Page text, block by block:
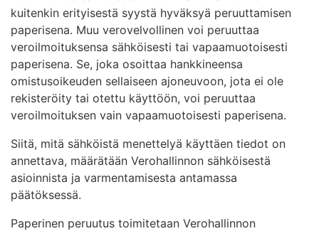
kuitenkin erityisestä syystä hyväksyä peruuttamisen
paperisena. Muu verovelvollinen voi peruuttaa
veroilmoituksensa sähköisesti tai vapaamuotoisesti
paperisena. Se, joka osoittaa hankkineensa
omistusoikeuden sellaiseen ajoneuvoon, jota ei ole
rekisteröity tai otettu käyttöön, voi peruuttaa
veroilmoituksen vain vapaamuotoisesti paperisena.
Siitä, mitä sähköistä menettelyä käyttäen tiedot on
annettava, määrätään Verohallinnon sähköisestä
asioinnista ja varmentamisesta antamassa
päätöksessä.
Paperinen peruutus toimitetaan Verohallinnon